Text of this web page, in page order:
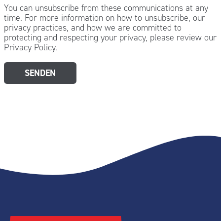
You can unsubscribe from these communications at any
time. For more information on how to unsubscribe, our
privacy practices, and how we are committed to
protecting and respecting your privacy, please review our
Privacy Policy.